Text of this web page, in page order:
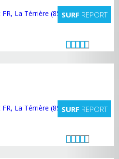
SURF REPORT
SURF REPORT